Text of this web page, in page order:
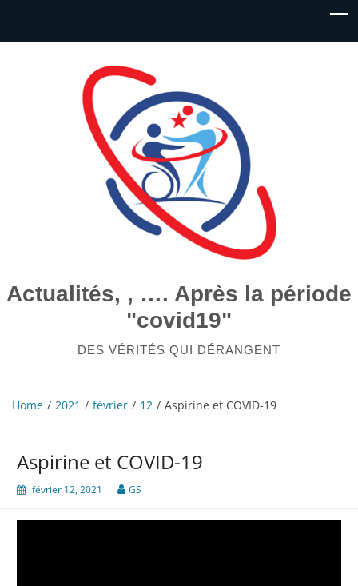
Actualités, , …. Après la période
"covid19"
DES VÉRITÉS QUI DÉRANGENT
Home 2021 février 12 Aspirine et COVID-19
Aspirine et COVID-19
février 12, 2021 GS